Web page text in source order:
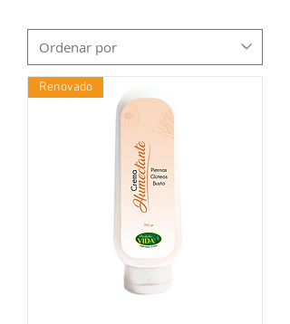
Renovado